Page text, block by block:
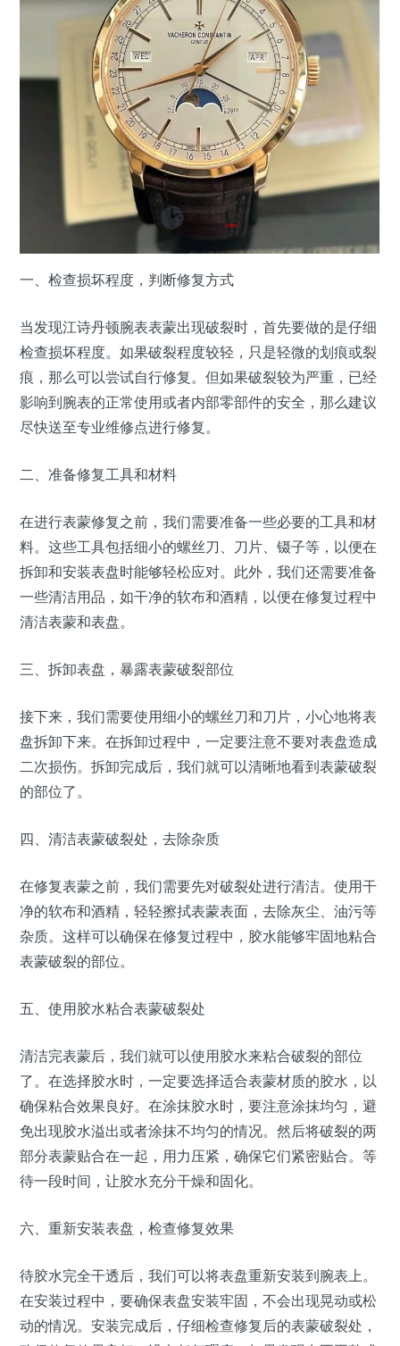
一、检查损坏程度，判断修复方式
当发现江诗丹顿腕表表蒙出现破裂时，首先要做的是仔细
检查损坏程度。如果破裂程度较轻，只是轻微的划痕或裂
痕，那么可以尝试自行修复。但如果破裂较为严重，已经
影响到腕表的正常使用或者内部零部件的安全，那么建议
尽快送至专业维修点进行修复。
二、准备修复工具和材料
在进行表蒙修复之前，我们需要准备一些必要的工具和材
料。这些工具包括细小的螺丝刀、刀片、镊子等，以便在
拆卸和安装表盘时能够轻松应对。此外，我们还需要准备
一些清洁用品，如干净的软布和酒精，以便在修复过程中
清洁表蒙和表盘。
三、拆卸表盘，暴露表蒙破裂部位
接下来，我们需要使用细小的螺丝刀和刀片，小心地将表
盘拆卸下来。在拆卸过程中，一定要注意不要对表盘造成
二次损伤。拆卸完成后，我们就可以清晰地看到表蒙破裂
的部位了。
四、清洁表蒙破裂处，去除杂质
在修复表蒙之前，我们需要先对破裂处进行清洁。使用干
净的软布和酒精，轻轻擦拭表蒙表面，去除灰尘、油污等
杂质。这样可以确保在修复过程中，胶水能够牢固地粘合
表蒙破裂的部位。
五、使用胶水粘合表蒙破裂处
清洁完表蒙后，我们就可以使用胶水来粘合破裂的部位
了。在选择胶水时，一定要选择适合表蒙材质的胶水，以
确保粘合效果良好。在涂抹胶水时，要注意涂抹均匀，避
免出现胶水溢出或者涂抹不均匀的情况。然后将破裂的两
部分表蒙贴合在一起，用力压紧，确保它们紧密贴合。等
待一段时间，让胶水充分干燥和固化。
六、重新安装表盘，检查修复效果
待胶水完全干透后，我们可以将表盘重新安装到腕表上。
在安装过程中，要确保表盘安装牢固，不会出现晃动或松
动的情况。安装完成后，仔细检查修复后的表蒙破裂处，